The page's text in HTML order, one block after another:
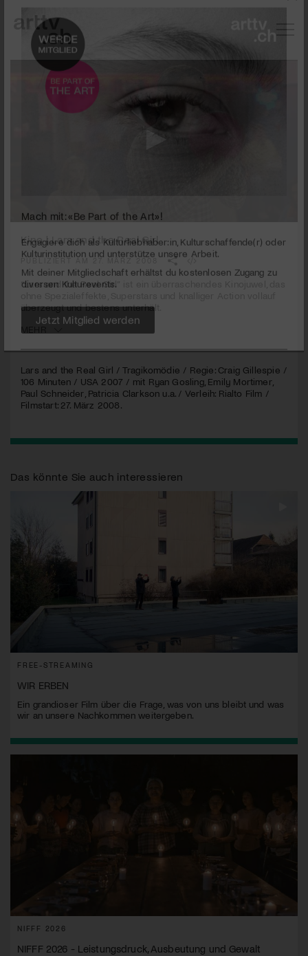
seconds
minutes,
24
Kino | Lars and the Real Girl
PUBLIZIERT AM 27. MÄRZ 2008
“Lars and the Real Girl” ist ein überraschendes Kinojuwel, das
überzeugt und bestens unterhält.
Lars and the Real Girl / Tragikomödie / Regie: Craig Gillespie /
106 Minuten / USA 2007 / mit Ryan Gosling, Emily Mortimer,
Paul Schneider, Patricia Clarkson u.a. / Verleih: Rialto Film /
Filmstart: 27. März 2008.
Das könnte Sie auch interessieren
FREE-STREAMING
WIR ERBEN
Ein grandioser Film über die Frage, was von uns bleibt und was
wir an unsere Nachkommen weitergeben.
NIFFF 2026
NIFFF 2026 - Leistungsdruck, Ausbeutung und Gewalt
Mach mit: «Be Part of the Art»!
Kulturinstitution und unterstütze unsere Arbeit.
diversen Kulturevents.